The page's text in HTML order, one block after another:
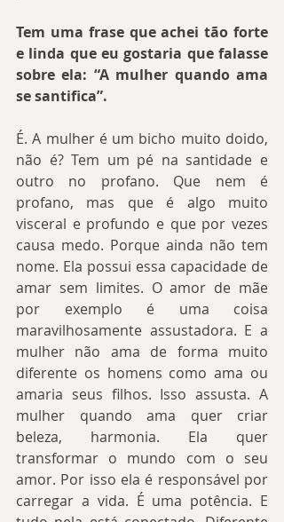
Tem uma frase que achei tão forte
e linda que eu gostaria que falasse
sobre ela: “A mulher quando ama
se santifica”.
É. A mulher é um bicho muito doido,
não é? Tem um pé na santidade e
outro no profano. Que nem é
profano, mas que é algo muito
visceral e profundo e que por vezes
causa medo. Porque ainda não tem
nome. Ela possui essa capacidade de
amar sem limites. O amor de mãe
por exemplo é uma coisa
maravilhosamente assustadora. E a
mulher não ama de forma muito
diferente os homens como ama ou
amaria seus filhos. Isso assusta. A
mulher quando ama quer criar
beleza, harmonia. Ela quer
transformar o mundo com o seu
amor. Por isso ela é responsável por
carregar a vida. É uma potência. E